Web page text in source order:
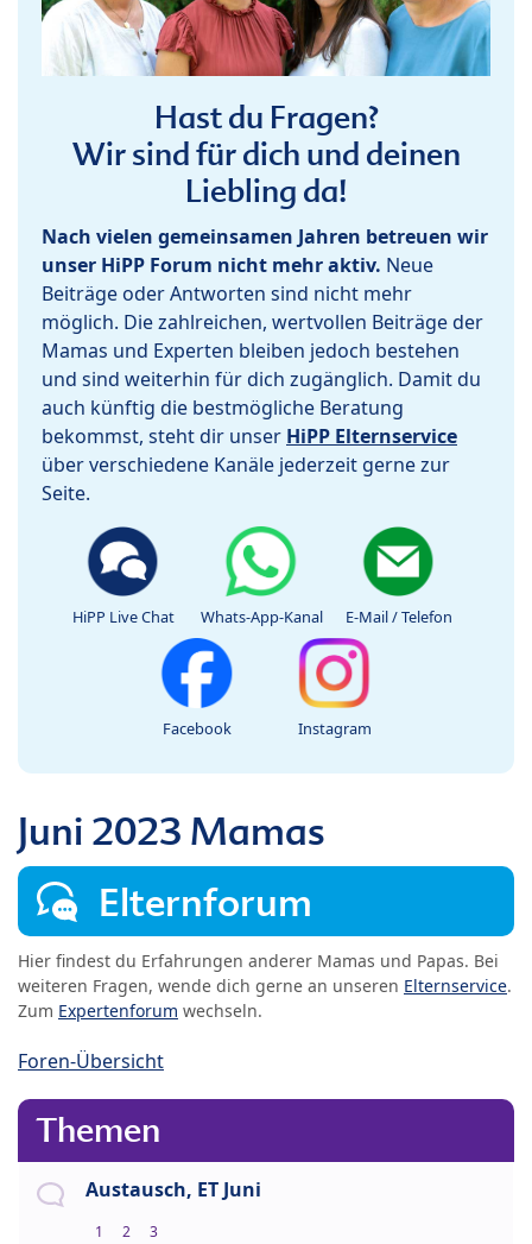
Hast du Fragen?
Wir sind für dich und deinen
Liebling da!
Nach vielen gemeinsamen Jahren betreuen wir
unser HiPP Forum nicht mehr aktiv. Neue
Beiträge oder Antworten sind nicht mehr
möglich. Die zahlreichen, wertvollen Beiträge der
Mamas und Experten bleiben jedoch bestehen
und sind weiterhin für dich zugänglich. Damit du
auch künftig die bestmögliche Beratung
bekommst, steht dir unser HiPP Elternservice
über verschiedene Kanäle jederzeit gerne zur
Seite.
HiPP Live Chat Whats-App-Kanal E-Mail / Telefon
Facebook Instagram
Juni 2023 Mamas
Elternforum
Hier findest du Erfahrungen anderer Mamas und Papas. Bei
weiteren Fragen, wende dich gerne an unseren Elternservice.
Zum Expertenforum wechseln.
Foren-Übersicht
Themen
Austausch, ET Juni
1 2 3